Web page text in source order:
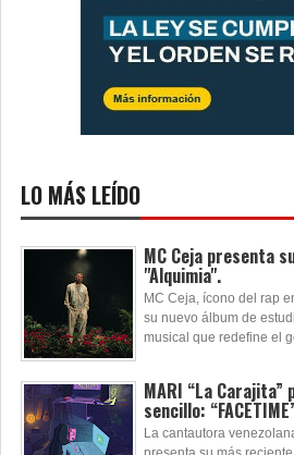
LO MÁS LEÍDO
MC Ceja presenta
"Alquimia".
MC Ceja, ícono del rap
su nuevo álbum de
musical que redefine el
MARI “La Carajita”
sencillo:
La cantautora